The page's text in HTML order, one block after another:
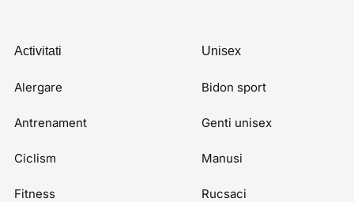
Activitati
Alergare
Antrenament
Ciclism
Fitness
Unisex
Bidon sport
Genti unisex
Manusi
Rucsaci